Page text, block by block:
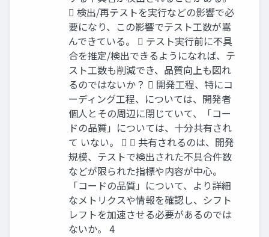
 検出/再テストを実行などの影響で必
要になり、この影響でテスト工数が嵩
んできている。  テスト実行前に不具
合を推定/検出できるようになれば、テ
スト工数も削減でき、品質向上も図れ
るのではないか？  開発工程、特にコ
ーディング工程、については、開発者
個人とその周辺に閉じていて、「コー
ドの品質」については、十分共有され
て いない。   共有されるのは、開発
規模、テストで検出された不具合件数
などが限られた指標や内容が中心。
「コードの品質」について、より詳細
なメトリクスや情報を確認し、シフト
レフトを加速させる必要があるのでは
ないか。 4